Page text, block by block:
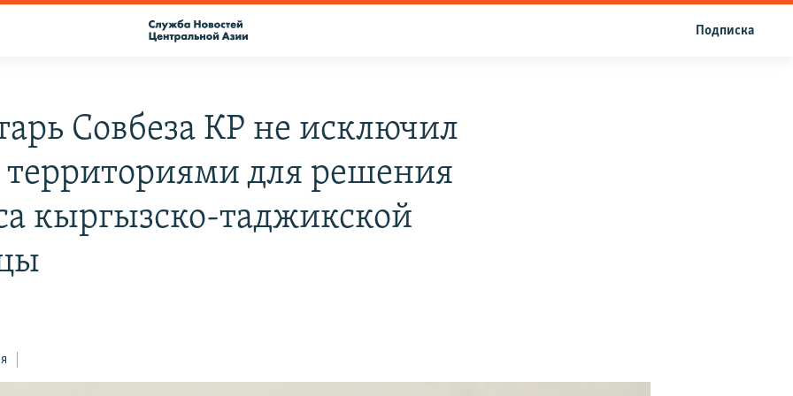
Подписка
Совбеза КР не исключил
для решения
кыргызско-таджикской